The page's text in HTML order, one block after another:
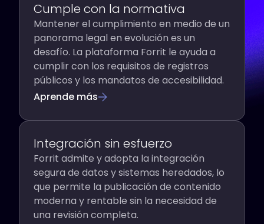
Cumple con la normativa
Mantener el cumplimiento en medio de un
panorama legal en evolución es un
desafío. La plataforma Forrit le ayuda a
cumplir con los requisitos de registros
públicos y los mandatos de accesibilidad.
Aprende más
Integración sin esfuerzo
Forrit admite y adopta la integración
segura de datos y sistemas heredados, lo
que permite la publicación de contenido
moderna y rentable sin la necesidad de
una revisión completa.